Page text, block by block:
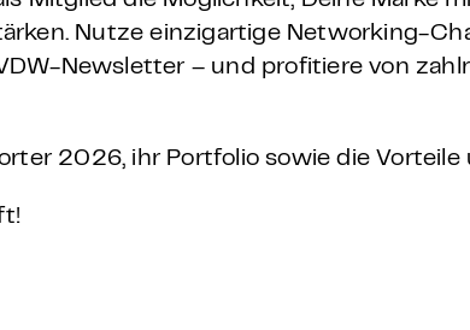
Nutze einzigartige Networking-
Newsletter – und profitiere von
2026, ihr Portfolio sowie die